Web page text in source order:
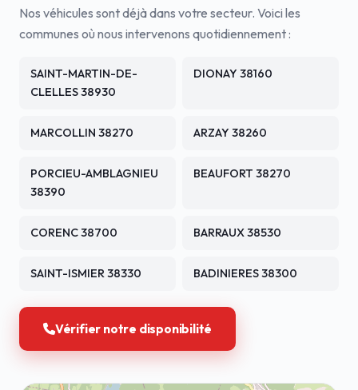
Nos véhicules sont déjà dans votre secteur. Voici les
communes où nous intervenons quotidiennement :
SAINT-MARTIN-DE-
CLELLES 38930
DIONAY 38160
MARCOLLIN 38270 ARZAY 38260
PORCIEU-AMBLAGNIEU
38390
BEAUFORT 38270
CORENC 38700 BARRAUX 38530
SAINT-ISMIER 38330 BADINIERES 38300
Vérifier notre disponibilité